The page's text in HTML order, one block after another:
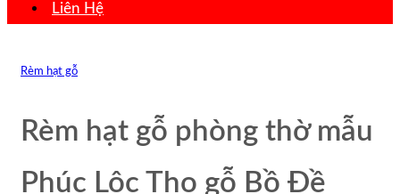
Liên Hệ
Rèm hạt gỗ
Rèm hạt gỗ phòng thờ mẫu
Phúc Lộc Thọ gỗ Bồ Đề